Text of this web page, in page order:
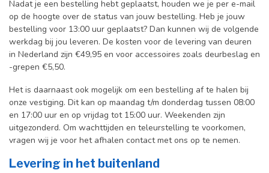
Nadat je een bestelling hebt geplaatst, houden we je per e-mail
op de hoogte over de status van jouw bestelling. Heb je jouw
bestelling voor 13:00 uur geplaatst? Dan kunnen wij de volgende
werkdag bij jou leveren. De kosten voor de levering van deuren
in Nederland zijn €49,95 en voor accessoires zoals deurbeslag en
-grepen €5,50.
Het is daarnaast ook mogelijk om een bestelling af te halen bij
onze vestiging. Dit kan op maandag t/m donderdag tussen 08:00
en 17:00 uur en op vrijdag tot 15:00 uur. Weekenden zijn
uitgezonderd. Om wachttijden en teleurstelling te voorkomen,
vragen wij je voor het afhalen contact met ons op te nemen.
Levering in het buitenland